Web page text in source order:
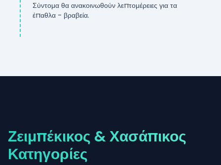
Σύντομα θα ανακοινωθούν λεπτομέρειες για τα
έπαθλα - βραβεία.
Ζειμπέκικος & Χασάπικος
Κατηγορίες